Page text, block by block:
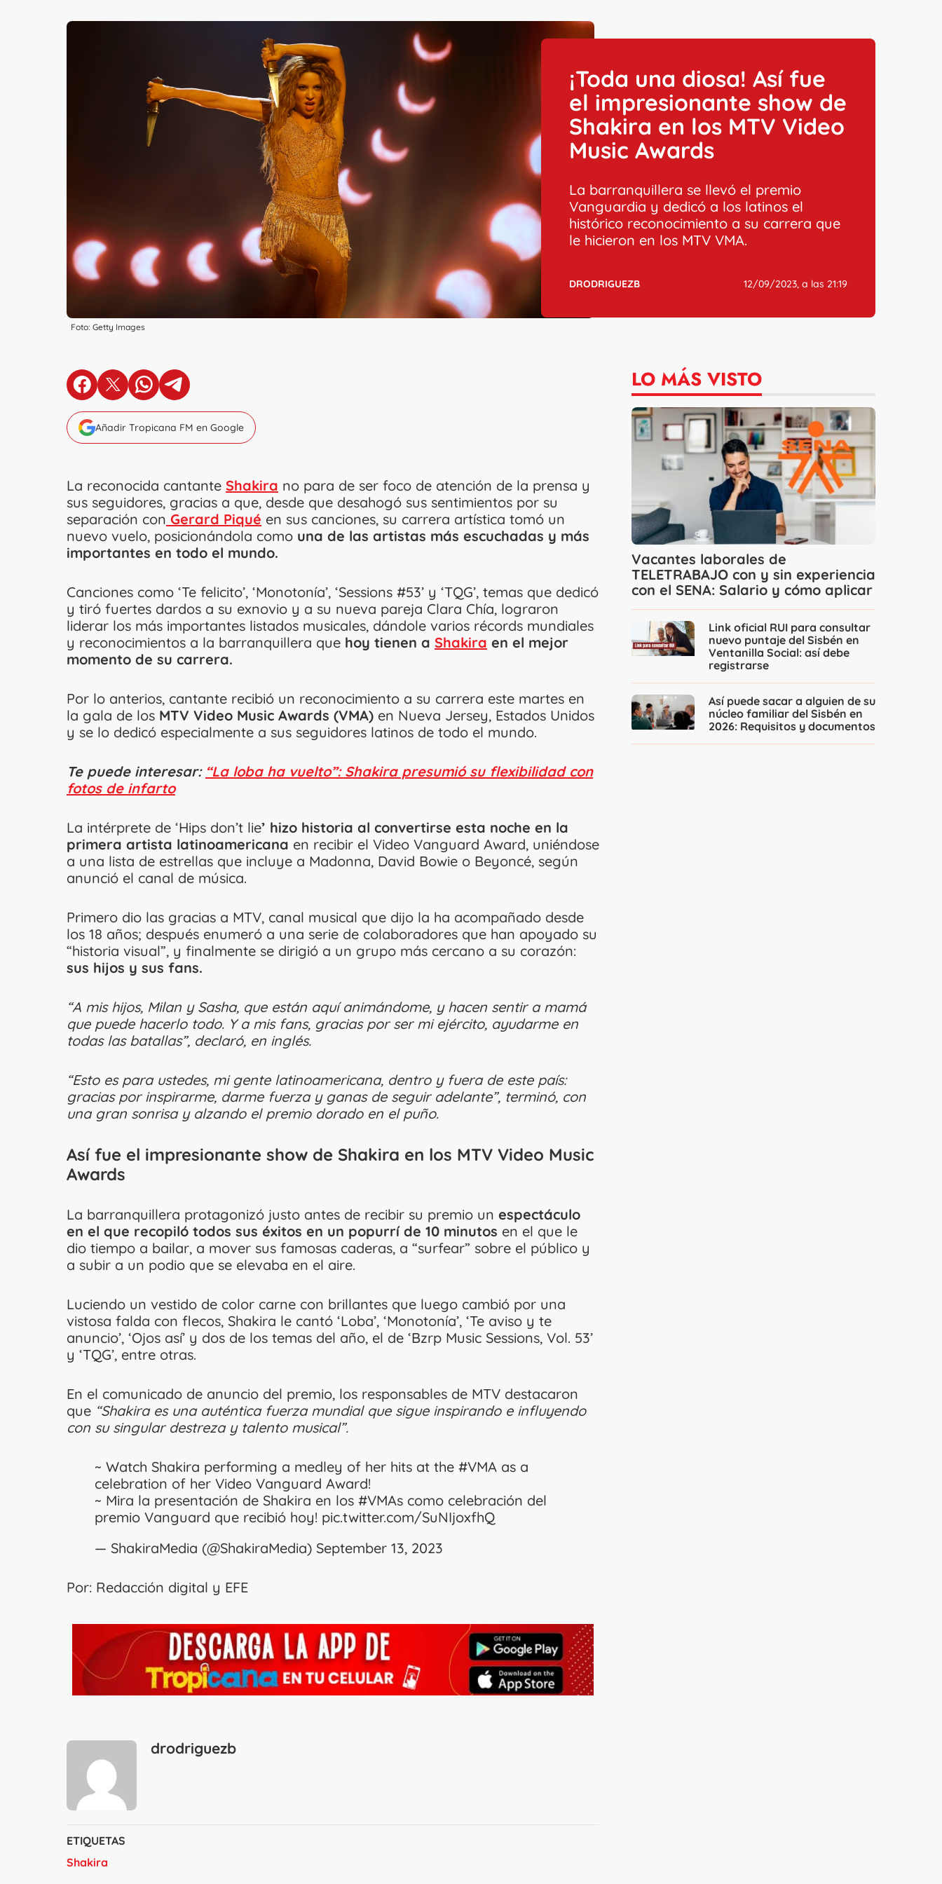
Foto: Getty Images
¡Toda una diosa! Así fue
el impresionante show de
Shakira en los MTV Video
Music Awards
La barranquillera se llevó el premio
Vanguardia y dedicó a los latinos el
histórico reconocimiento a su carrera que
le hicieron en los MTV VMA.
DRODRIGUEZB 12/09/2023, a las 21:19
en Facebook
en X en Whatsapp
en Telegram
Añadir Tropicana FM en Google
La reconocida cantante Shakira no para de ser foco de atención de la prensa y
sus seguidores, gracias a que, desde que desahogó sus sentimientos por su
separación con Gerard Piqué en sus canciones, su carrera artística tomó un
nuevo vuelo, posicionándola como una de las artistas más escuchadas y más
importantes en todo el mundo.
Canciones como ‘Te felicito’, ‘Monotonía’, ‘Sessions #53’ y ‘TQG’, temas que dedicó
y tiró fuertes dardos a su exnovio y a su nueva pareja Clara Chía, lograron
liderar los más importantes listados musicales, dándole varios récords mundiales
y reconocimientos a la barranquillera que hoy tienen a Shakira en el mejor
momento de su carrera.
Por lo anterios, cantante recibió un reconocimiento a su carrera este martes en
la gala de los MTV Video Music Awards (VMA) en Nueva Jersey, Estados Unidos
y se lo dedicó especialmente a sus seguidores latinos de todo el mundo.
Te puede interesar: “La loba ha vuelto”: Shakira presumió su flexibilidad con
fotos de infarto
La intérprete de ‘Hips don’t lie’ hizo historia al convertirse esta noche en la
primera artista latinoamericana en recibir el Video Vanguard Award, uniéndose
a una lista de estrellas que incluye a Madonna, David Bowie o Beyoncé, según
anunció el canal de música.
Primero dio las gracias a MTV, canal musical que dijo la ha acompañado desde
los 18 años; después enumeró a una serie de colaboradores que han apoyado su
“historia visual”, y finalmente se dirigió a un grupo más cercano a su corazón:
sus hijos y sus fans.
“A mis hijos, Milan y Sasha, que están aquí animándome, y hacen sentir a mamá
que puede hacerlo todo. Y a mis fans, gracias por ser mi ejército, ayudarme en
todas las batallas”, declaró, en inglés.
“Esto es para ustedes, mi gente latinoamericana, dentro y fuera de este país:
gracias por inspirarme, darme fuerza y ganas de seguir adelante”, terminó, con
una gran sonrisa y alzando el premio dorado en el puño.
Así fue el impresionante show de Shakira en los MTV Video Music
Awards
La barranquillera protagonizó justo antes de recibir su premio un espectáculo
en el que recopiló todos sus éxitos en un popurrí de 10 minutos en el que le
dio tiempo a bailar, a mover sus famosas caderas, a “surfear” sobre el público y
a subir a un podio que se elevaba en el aire.
Luciendo un vestido de color carne con brillantes que luego cambió por una
vistosa falda con flecos, Shakira le cantó ‘Loba’, ‘Monotonía’, ‘Te aviso y te
anuncio’, ‘Ojos así’ y dos de los temas del año, el de ‘Bzrp Music Sessions, Vol. 53’
y ‘TQG’, entre otras.
En el comunicado de anuncio del premio, los responsables de MTV destacaron
que “Shakira es una auténtica fuerza mundial que sigue inspirando e influyendo
con su singular destreza y talento musical”.
~ Watch Shakira performing a medley of her hits at the #VMA as a
celebration of her Video Vanguard Award!
~ Mira la presentación de Shakira en los #VMAs como celebración del
premio Vanguard que recibió hoy! pic.twitter.com/SuNIjoxfhQ
— ShakiraMedia (@ShakiraMedia) September 13, 2023
Por: Redacción digital y EFE
drodriguezb
ETIQUETAS
Shakira
LO MÁS VISTO
Vacantes laborales de
TELETRABAJO con y sin experiencia
con el SENA: Salario y cómo aplicar
Link oficial RUI para consultar
nuevo puntaje del Sisbén en
Ventanilla Social: así debe
registrarse
Así puede sacar a alguien de su
núcleo familiar del Sisbén en
2026: Requisitos y documentos